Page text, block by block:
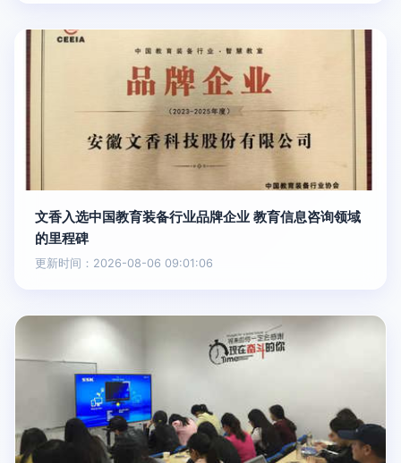
文香入选中国教育装备行业品牌企业 教育信息咨询领域
的里程碑
更新时间：2026-08-06 09:01:06